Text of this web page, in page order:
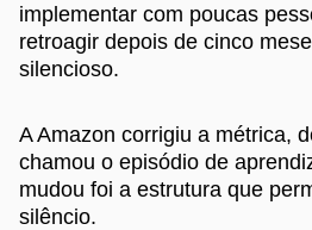
implementar com poucas
retroagir depois de cinco
silencioso.
A Amazon corrigiu a métrica,
chamou o episódio de
mudou foi a estrutura que
silêncio.